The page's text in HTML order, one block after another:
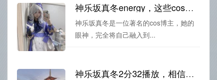
神乐坂真冬energy，这些cos照片来自于我的摄影作品，让你感受cosplay的魔力。
神乐坂真冬是一位著名的cos博主，她的
眼神，完全将自己融入到...
神乐坂真冬2分32播放，相信你一定要收藏这个合集